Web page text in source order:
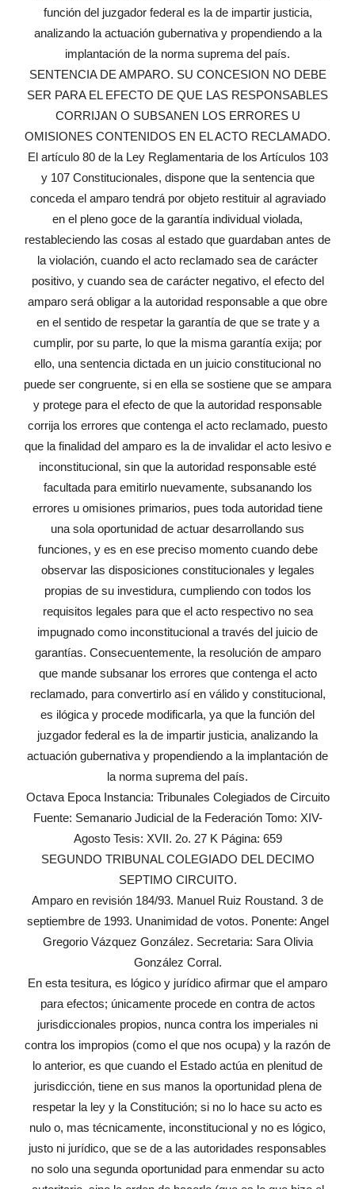
función del juzgador federal es la de impartir justicia,
analizando la actuación gubernativa y propendiendo a la
implantación de la norma suprema del país.
SENTENCIA DE AMPARO. SU CONCESION NO DEBE
SER PARA EL EFECTO DE QUE LAS RESPONSABLES
CORRIJAN O SUBSANEN LOS ERRORES U
OMISIONES CONTENIDOS EN EL ACTO RECLAMADO.
El artículo 80 de la Ley Reglamentaria de los Artículos 103
y 107 Constitucionales, dispone que la sentencia que
conceda el amparo tendrá por objeto restituir al agraviado
en el pleno goce de la garantía individual violada,
restableciendo las cosas al estado que guardaban antes de
la violación, cuando el acto reclamado sea de carácter
positivo, y cuando sea de carácter negativo, el efecto del
amparo será obligar a la autoridad responsable a que obre
en el sentido de respetar la garantía de que se trate y a
cumplir, por su parte, lo que la misma garantía exija; por
ello, una sentencia dictada en un juicio constitucional no
puede ser congruente, si en ella se sostiene que se ampara
y protege para el efecto de que la autoridad responsable
corrija los errores que contenga el acto reclamado, puesto
que la finalidad del amparo es la de invalidar el acto lesivo e
inconstitucional, sin que la autoridad responsable esté
facultada para emitirlo nuevamente, subsanando los
errores u omisiones primarios, pues toda autoridad tiene
una sola oportunidad de actuar desarrollando sus
funciones, y es en ese preciso momento cuando debe
observar las disposiciones constitucionales y legales
propias de su investidura, cumpliendo con todos los
requisitos legales para que el acto respectivo no sea
impugnado como inconstitucional a través del juicio de
garantías. Consecuentemente, la resolución de amparo
que mande subsanar los errores que contenga el acto
reclamado, para convertirlo así en válido y constitucional,
es ilógica y procede modificarla, ya que la función del
juzgador federal es la de impartir justicia, analizando la
actuación gubernativa y propendiendo a la implantación de
la norma suprema del país.
Octava Epoca Instancia: Tribunales Colegiados de Circuito
Fuente: Semanario Judicial de la Federación Tomo: XIV-
Agosto Tesis: XVII. 2o. 27 K Página: 659
SEGUNDO TRIBUNAL COLEGIADO DEL DECIMO
SEPTIMO CIRCUITO.
Amparo en revisión 184/93. Manuel Ruiz Roustand. 3 de
septiembre de 1993. Unanimidad de votos. Ponente: Angel
Gregorio Vázquez González. Secretaria: Sara Olivia
González Corral.
En esta tesitura, es lógico y jurídico afirmar que el amparo
para efectos; únicamente procede en contra de actos
jurisdiccionales propios, nunca contra los imperiales ni
contra los impropios (como el que nos ocupa) y la razón de
lo anterior, es que cuando el Estado actúa en plenitud de
jurisdicción, tiene en sus manos la oportunidad plena de
respetar la ley y la Constitución; si no lo hace su acto es
nulo o, mas técnicamente, inconstitucional y no es lógico,
justo ni jurídico, que se de a las autoridades responsables
no solo una segunda oportunidad para enmendar su acto